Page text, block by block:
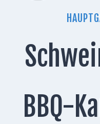
BBQ-